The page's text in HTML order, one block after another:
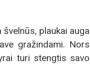
plaukai auga
gražindami. Nors
turi stengtis savo